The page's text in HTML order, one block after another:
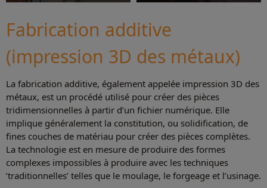
Plus d’informations Plus d’informations
Fabrication additive
(impression 3D des métaux)
La fabrication additive, également appelée impression 3D des
métaux, est un procédé utilisé pour créer des pièces
tridimensionnelles à partir d’un fichier numérique. Elle
implique généralement la constitution, ou solidification, de
fines couches de matériau pour créer des pièces complètes.
La technologie est en mesure de produire des formes
complexes impossibles à produire avec les techniques
’traditionnelles’ telles que le moulage, le forgeage et l’usinage.